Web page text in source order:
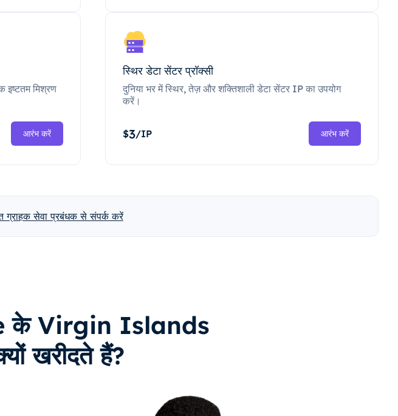
इष्टतम मिश्रण
आरंभ करें
स्थिर डेटा सेंटर प्रॉक्सी
दुनिया भर में स्थिर, तेज़ और शक्तिशाली डेटा सेंटर IP का उपयोग
करें।
$3/IP आरंभ करें
ग्राहक सेवा प्रबंधक से संपर्क करें
के Virgin Islands
खरीदते हैं?